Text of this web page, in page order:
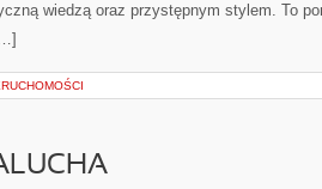
wiedzą oraz przystępnym stylem. To